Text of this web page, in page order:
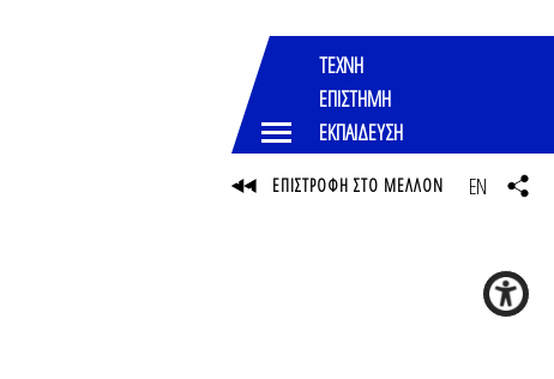
ΤΕΧΝΗ
ΕΠΙΣΤΗΜΗ
ΕΚΠΑΙΔΕΥΣΗ
ΕΠΙΣΤΡΟΦΗ ΣΤΟ ΜΕΛΛΟΝ EN